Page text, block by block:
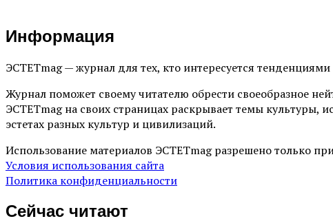
Информация
ЭСТЕТmag — журнал для тех, кто интересуется
Журнал поможет своему читателю обрести своеобразное
ЭСТЕТmag на своих страницах раскрывает темы культуры,
эстетах разных культур и цивилизаций.
Использование материалов ЭСТЕТmag разрешено только
Условия использования сайта
Политика конфиденциальности
Сейчас читают